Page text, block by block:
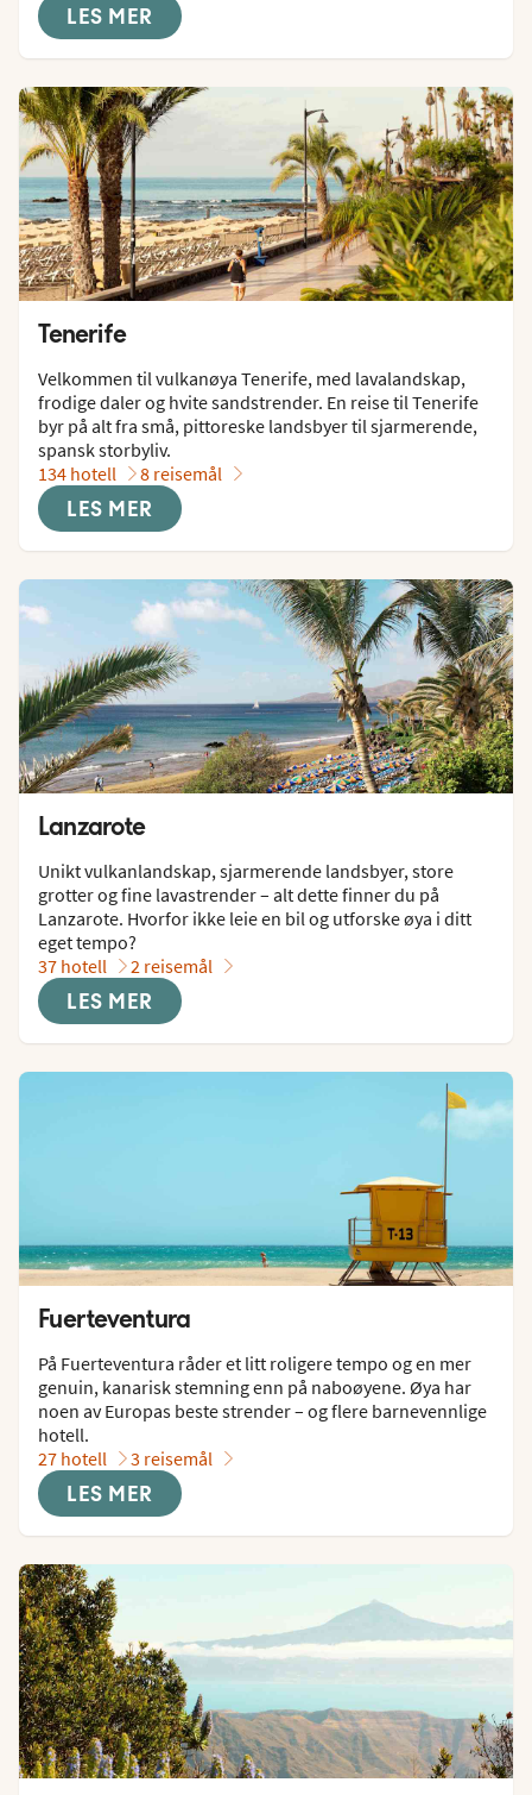
LES MER
Tenerife
Velkommen til vulkanøya Tenerife, med lavalandskap,
frodige daler og hvite sandstrender. En reise til Tenerife
byr på alt fra små, pittoreske landsbyer til sjarmerende,
spansk storbyliv.
134 hotell
8 reisemål
LES MER
Lanzarote
Unikt vulkanlandskap, sjarmerende landsbyer, store
grotter og fine lavastrender – alt dette finner du på
Lanzarote. Hvorfor ikke leie en bil og utforske øya i ditt
eget tempo?
37 hotell
2 reisemål
LES MER
Fuerteventura
På Fuerteventura råder et litt roligere tempo og en mer
genuin, kanarisk stemning enn på naboøyene. Øya har
noen av Europas beste strender – og flere barnevennlige
hotell.
27 hotell
3 reisemål
LES MER